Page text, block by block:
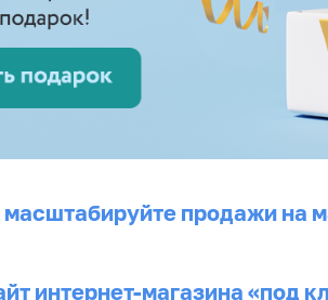
масштабируйте продажи на
интернет-магазина «под